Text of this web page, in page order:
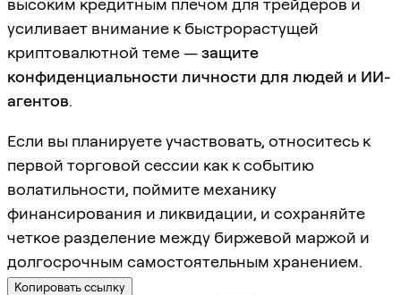
усиливает внимание к быстрорастущей
криптовалютной теме —защите
конфиденциальности личности для людей и ИИ-
агентов.
Если вы планируете участвовать, относитесь к
первой торговой сессии как к событию
волатильности, поймите механику
финансирования и ликвидации, и сохраняйте
четкое разделение между биржевой маржой и
долгосрочным самостоятельным хранением.
Копировать ссылку